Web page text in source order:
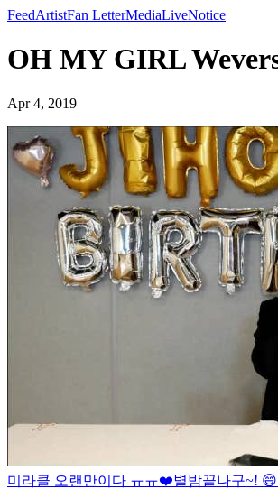
FeedArtistFan LetterMediaLiveNotice
OH MY GIRL
Apr 4, 2019
미라클 오랜만이다 ㅠㅠ❤️별밤끝나구~!